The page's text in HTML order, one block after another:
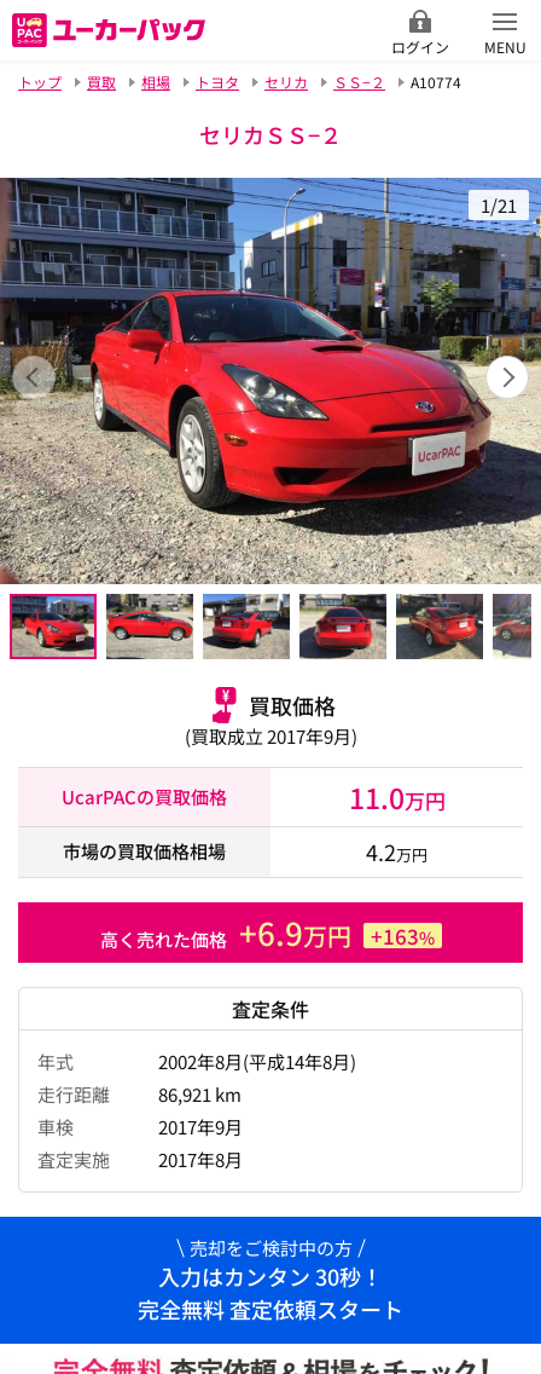
ログイン
MENU
トップ
買取 相場 トヨタ セリカ ＳＳ−２ A10774
セリカＳＳ−２
1/21
買取価格
(買取成立 2017年9月)
UcarPACの買取価格 11.0万円
市場の買取価格相場 4.2万円
高く売れた価格 +6.9万円 +163%
査定条件
年式
2002年8月(平成14年8月)
走行距離
86,921 km
車検
2017年9月
査定実施
2017年8月
売却をご検討中の方
入力はカンタン 30秒！
完全無料 査定依頼スタート